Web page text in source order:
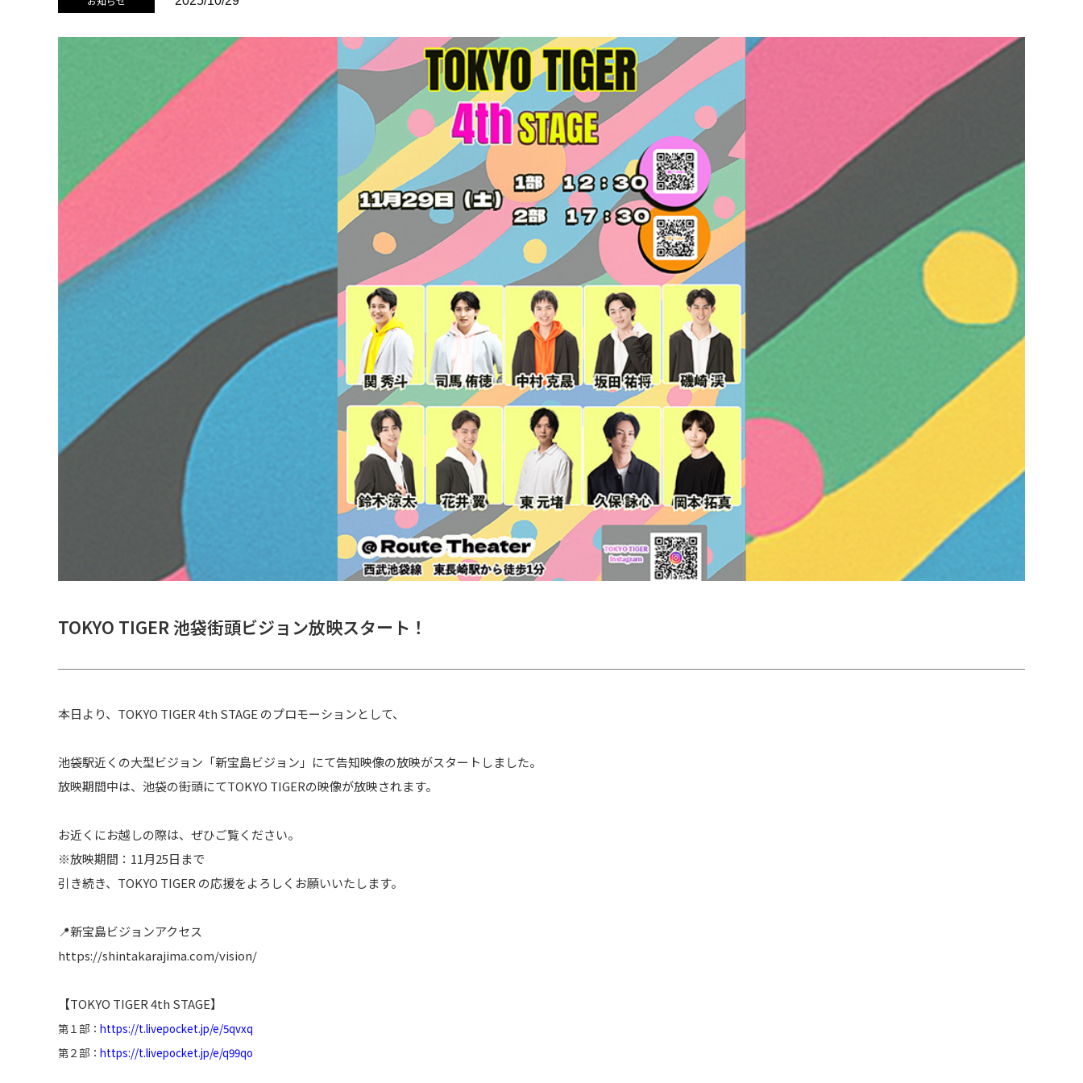
TOKYO TIGER 池袋街頭ビジョン放映スタート！
本日より、TOKYO TIGER 4th STAGE のプロモーションとして、
池袋駅近くの大型ビジョン「新宝島ビジョン」にて告知映像の放映がスタートしました。
放映期間中は、池袋の街頭にてTOKYO TIGERの映像が放映されます。
お近くにお越しの際は、ぜひご覧ください。
※放映期間：11月25日まで
引き続き、TOKYO TIGER の応援をよろしくお願いいたします。
📍新宝島ビジョンアクセス
https://shintakarajima.com/vision/
【TOKYO TIGER 4th STAGE】
第１部： https://t.livepocket.jp/e/5qvxq
第２部： https://t.livepocket.jp/e/q99qo